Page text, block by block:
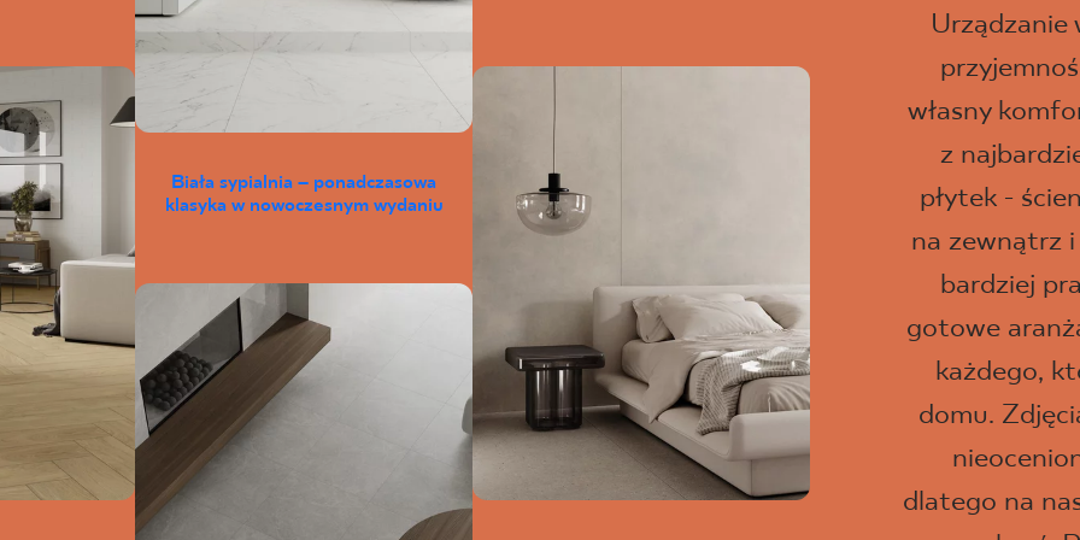
Biała sypialnia – ponadczasowa
klasyka w nowoczesnym wydaniu
własny
z
płytek -
na zewnątrz
bardziej
gotowe
każdego,
domu.
dlatego na